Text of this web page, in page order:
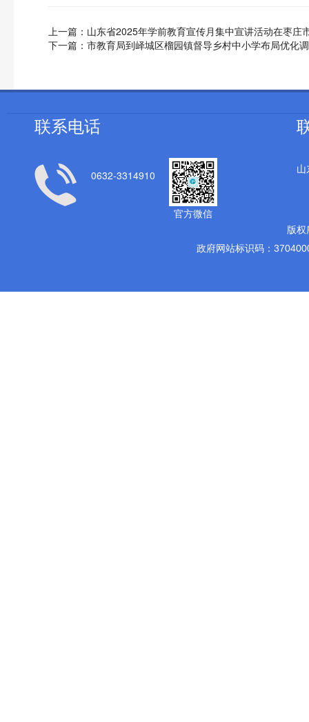
上一篇： 山东省2025年学前教育宣传月集中宣讲活动在枣庄
下一篇： 市教育局到峄城区榴园镇督导乡村中小学布局优化
联系电话
0632-3314910
官方微信
版
政府网站标识码：